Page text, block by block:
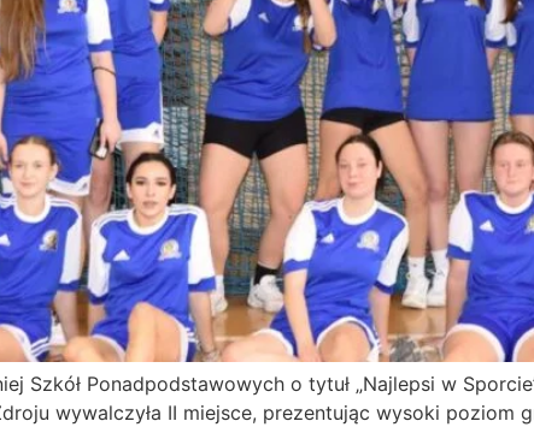
Szkół Ponadpodstawowych o tytuł „Najlepsi w
wywalczyła II miejsce, prezentując wysoki poziom